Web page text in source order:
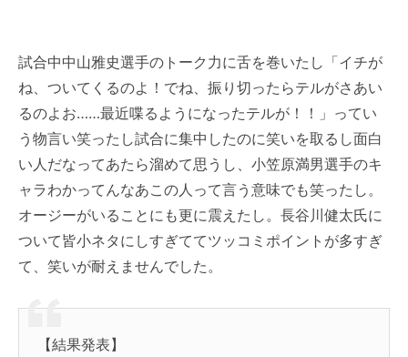
試合中中山雅史選手の トーク 力に舌を巻いたし「イチが
ね、ついてくるのよ！でね、振り切ったらテルがさあい
るのよお……最近喋るようになったテルが！！」ってい
う物言い笑ったし試合に集中したのに笑いを取るし面白
い人だなってあたら溜めて思うし、小笠原満男選手のキ
ャラわかってんなあこの人って言う意味でも笑ったし。
オージーがいることにも更に震えたし。長谷川健太氏に
ついて皆小ネタにしすぎててツッコミポイントが多すぎ
て、笑いが耐えませんでした。
【結果発表】